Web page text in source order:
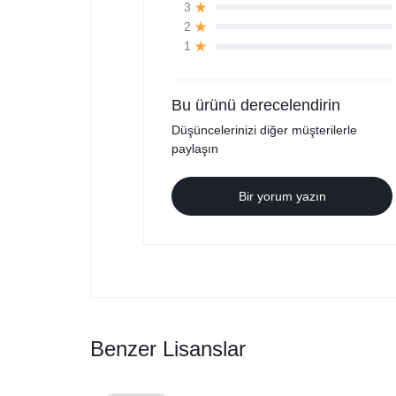
3
2
1
Bu ürünü derecelendirin
Düşüncelerinizi diğer müşterilerle
paylaşın
Bir yorum yazın
Benzer Lisanslar